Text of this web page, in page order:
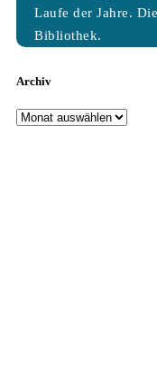
Laufe der Jahre.
Bibliothek.
Archiv
Archiv